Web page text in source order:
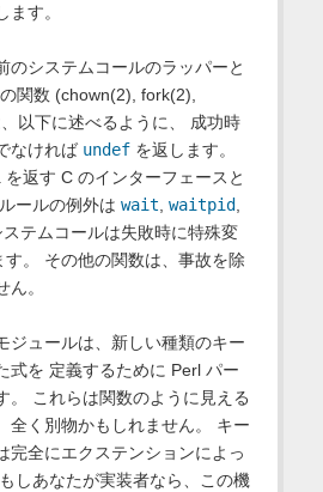
す。
のシステムコールのラッパーと
関数 (chown(2), fork(2),
以下に述べるように、 成功時
なければ undefを返します。
を返す C のインターフェースと
ールの例外は wait waitpid
テムコールは失敗時に特殊変
す。 その他の関数は、事故を除
。
ジュールは、新しい種類のキー
式を 定義するために Perl パー
。 これらは関数のように見える
全く別物かもしれません。 キー
完全にエクステンションによっ
しあなたが実装者なら、この機